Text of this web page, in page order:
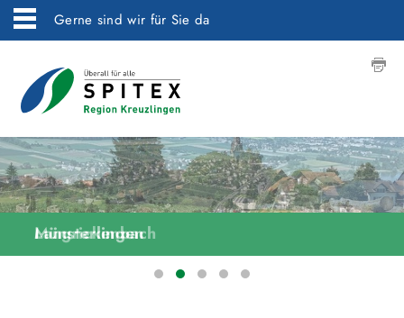
Gerne sind wir für Sie da
Münsterlingen
Langrickenbach